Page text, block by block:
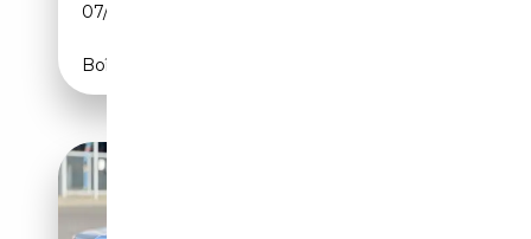
07/1988
Boîte automatique